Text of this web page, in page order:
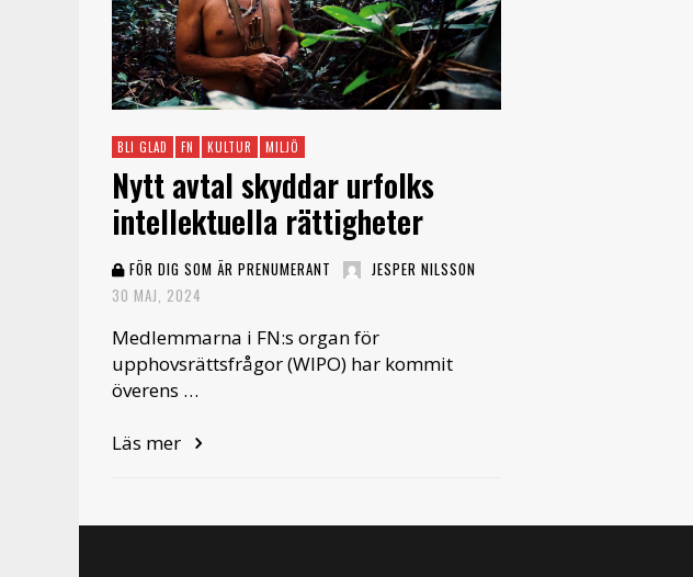
BLI GLAD FN KULTUR MILJÖ
Nytt avtal skyddar urfolks
intellektuella rättigheter
FÖR DIG SOM ÄR PRENUMERANT
JESPER NILSSON
30 MAJ, 2024
Medlemmarna i FN:s organ för
upphovsrättsfrågor (WIPO) har kommit
överens …
Läs mer